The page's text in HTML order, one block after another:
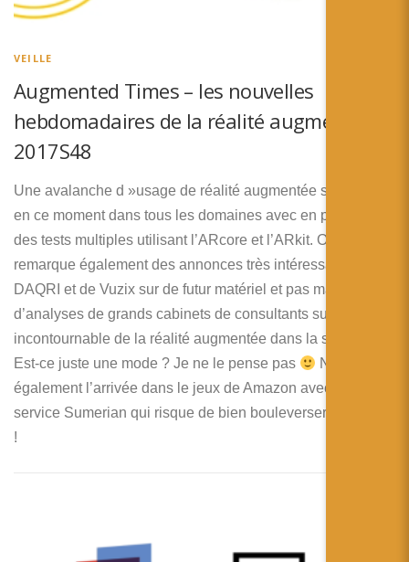
VEILLE
Augmented Times – les nouvelles
hebdomadaires de la réalité augmentée –
2017S48
Une avalanche d »usage de réalité augmentée se déploie
en ce moment dans tous les domaines avec en particulier
des tests multiples utilisant l’ARcore et l’ARkit. On
remarque également des annonces très intéressantes de
DAQRI et de Vuzix sur de futur matériel et pas mal
d’analyses de grands cabinets de consultants sur la place
incontournable de la réalité augmentée dans la stratégie …
Est-ce juste une mode ? Je ne le pense pas
Notez
également l’arrivée dans le jeux de Amazon avec son
service Sumerian qui risque de bien bouleverser le secteur
!